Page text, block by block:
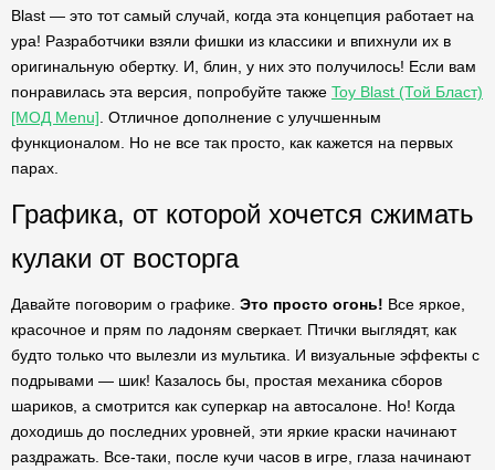
Blast — это тот самый случай, когда эта концепция работает на
ура! Разработчики взяли фишки из классики и впихнули их в
оригинальную обертку. И, блин, у них это получилось! Если вам
понравилась эта версия, попробуйте также Toy Blast (Той Бласт)
[МОД Menu] . Отличное дополнение с улучшенным
функционалом. Но не все так просто, как кажется на первых
парах.
Графика, от которой хочется сжимать
кулаки от восторга
Давайте поговорим о графике. Это просто огонь! Все яркое,
красочное и прям по ладоням сверкает. Птички выглядят, как
будто только что вылезли из мультика. И визуальные эффекты с
подрывами — шик! Казалось бы, простая механика сборов
шариков, а смотрится как суперкар на автосалоне. Но! Когда
доходишь до последних уровней, эти яркие краски начинают
раздражать. Все-таки, после кучи часов в игре, глаза начинают